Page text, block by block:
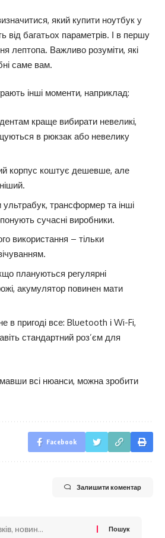
який купити ноутбук у
від багатьох параметрів. І в першу
лептопа. Важливо розуміти, які
саме вам.
інші моменти, наприклад:
краще вибирати невеликі,
в рюкзак або невелику
корпус коштує дешевше, але
трансформер та інші
сучасні виробники.
використання – тільки
плануються регулярні
акумулятор повинен мати
в пригоді все: Bluetooth і Wi-Fi,
стандартний роз’єм для
всі нюанси, можна зробити
Facebook
Залишити коментар